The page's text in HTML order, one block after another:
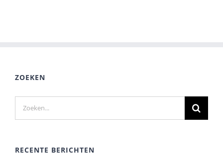
ZOEKEN
Zoeken
naar:
RECENTE BERICHTEN